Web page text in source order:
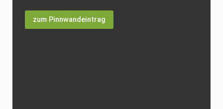
zum Pinnwandeintrag